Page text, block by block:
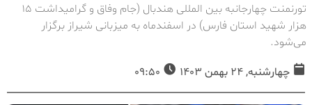
تورنمنت چهارجانبه بین المللی هندبال (جام وفاق و گرامیداشت 15
هزار شهید استان فارس) در اسفندماه به میزبانی شیراز برگزار
می‌شود.
چهارشنبه, 24 بهمن 1403